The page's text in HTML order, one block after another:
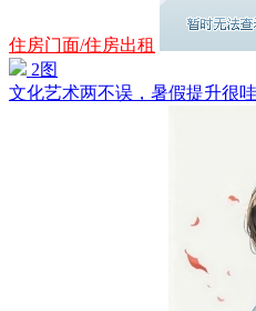
住房门面/住房出租
2图
文化艺术两不误，暑假提升很